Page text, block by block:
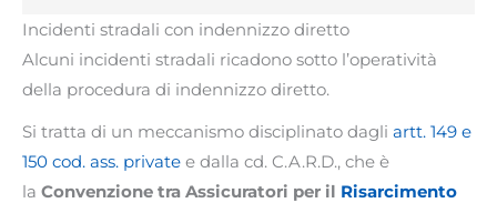
Incidenti stradali con indennizzo diretto
Alcuni incidenti stradali ricadono sotto l’operatività
della procedura di indennizzo diretto.
Si tratta di un meccanismo disciplinato dagli artt. 149 e
150 cod. ass. private e dalla cd. C.A.R.D., che è
la Convenzione tra Assicuratori per il Risarcimento